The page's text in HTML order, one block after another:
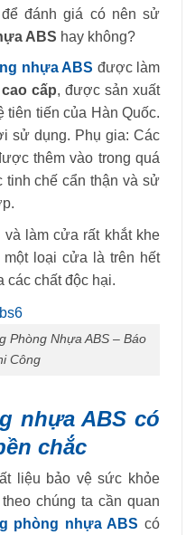
đánh giá có nên sử
ABS hay không?
nhựa ABS được làm
cấp, được sản xuất
tiên tiến của Hàn Quốc.
sử dụng. Phụ gia: Các
thêm vào trong quá
tinh chế cẩn thận và sử
làm cửa rất khắt khe
loại cửa là trên hết
các chất độc hại.
Phòng Nhựa ABS – Báo
Công
nhựa ABS có
chắc
liệu bảo vệ sức khỏe
chúng ta cần quan
phòng nhựa ABS có